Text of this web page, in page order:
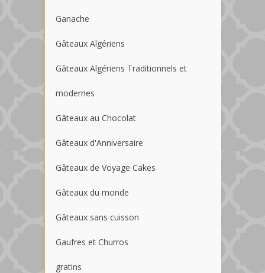
Ganache
Gâteaux Algériens
Gâteaux Algériens Traditionnels et
modernes
Gâteaux au Chocolat
Gâteaux d'Anniversaire
Gâteaux de Voyage Cakes
Gâteaux du monde
Gâteaux sans cuisson
Gaufres et Churros
gratins